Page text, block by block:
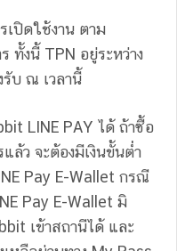
เปิดใช้งาน ตาม
ทั้งนี้ TPN อยู่ระหว่าง
บ ณ เวลานี้
LINE PAY ได้ ถ้าซื้อ
ล้ว จะต้องมีเงินขั้นต่ำ
Pay E-Wallet กรณี
Pay E-Wallet มิ
เข้าสถานีได้ และ